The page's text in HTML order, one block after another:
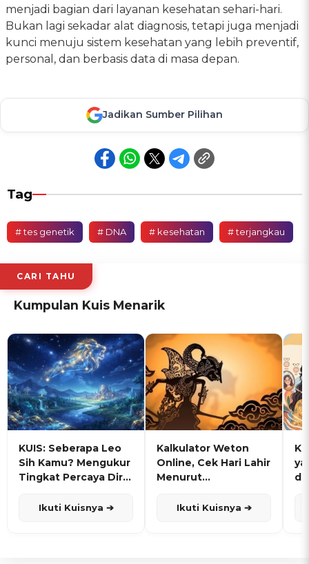
menjadi bagian dari layanan kesehatan sehari-hari.
Bukan lagi sekadar alat diagnosis, tetapi juga menjadi
kunci menuju sistem kesehatan yang lebih preventif,
personal, dan berbasis data di masa depan.
Jadikan Sumber Pilihan
Tag
# tes genetik # DNA # kesehatan # terjangkau
CARI TAHU
Kumpulan Kuis Menarik
KUIS: Seberapa Leo
Sih Kamu? Mengukur
Tingkat Percaya Diri
Ikuti Kuisnya ➔
Kalkulator Weton
Online, Cek Hari Lahir
Menurut
Ikuti Kuisnya ➔